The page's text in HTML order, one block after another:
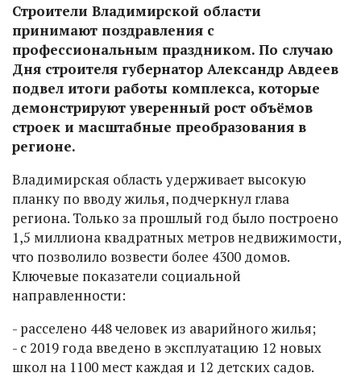
Строители Владимирской области
принимают поздравления с
профессиональным праздником. По случаю
Дня строителя губернатор Александр Авдеев
подвел итоги работы комплекса, которые
демонстрируют уверенный рост объёмов
строек и масштабные преобразования в
регионе.
Владимирская область удерживает высокую
планку по вводу жилья, подчеркнул глава
региона. Только за прошлый год было построено
1,5 миллиона квадратных метров недвижимости,
что позволило возвести более 4300 домов.
Ключевые показатели социальной
направленности:
- расселено 448 человек из аварийного жилья;
- с 2019 года введено в эксплуатацию 12 новых
школ на 1100 мест каждая и 12 детских садов.